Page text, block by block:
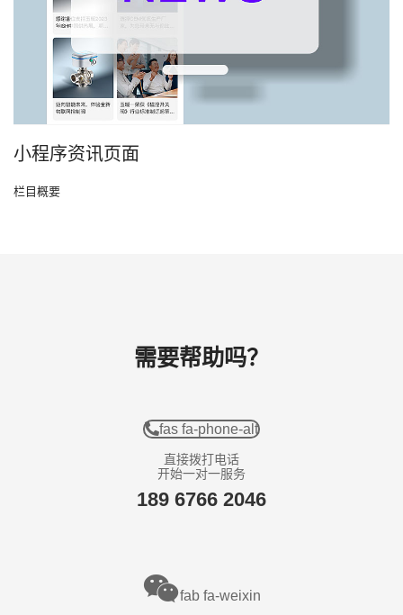
小程序资讯页面
栏目概要
需要帮助吗？
fas fa-phone-alt
直接拨打电话
开始一对一服务
189 6766 2046
fab fa-weixin